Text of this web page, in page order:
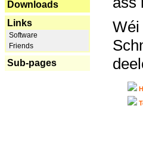
Downloads
Links
Software
Friends
Sub-pages